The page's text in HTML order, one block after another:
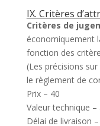
IX. Critères
Critères de
économiquement
fonction des
(Les précisions
le règlement de
Prix – 40
Valeur technique –
Délai de livraison